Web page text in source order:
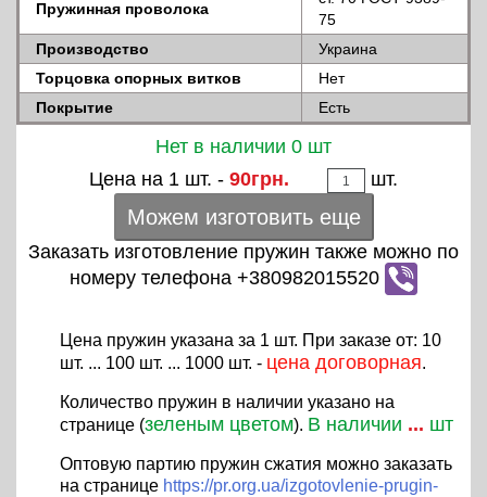
Пружинная проволока
75
Производство
Украина
Торцовка опорных витков
Нет
Покрытие
Есть
Нет в наличии 0 шт
Цена на 1 шт. - 90грн. шт.
Можем изготовить еще
Заказать изготовление пружин также можно по
номеру телефона +380982015520
Цена пружин указана за 1 шт. При заказе от: 10
шт. ... 100 шт. ... 1000 шт. - цена договорная.
Количество пружин в наличии указано на
странице (зеленым цветом). В наличии ... шт
Оптовую партию пружин сжатия можно заказать
на странице https://pr.org.ua/izgotovlenie-prugin-